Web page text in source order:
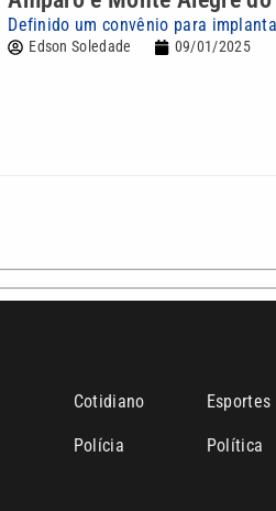
Definido um convênio para
Edson Soledade 09/01/2025
Cotidiano Esportes
Polícia Política